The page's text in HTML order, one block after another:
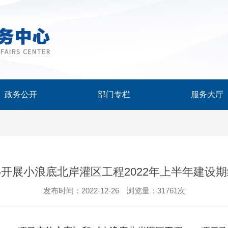
政务公开 部门专栏 服务大厅
展小浪底北岸灌区工程2022年上半年建设
发布时间：2022-12-26 浏览量：31761次